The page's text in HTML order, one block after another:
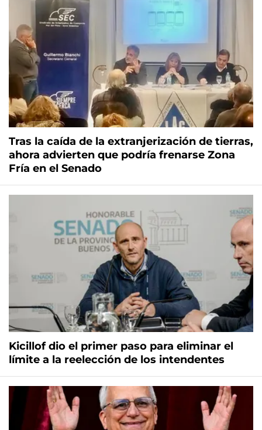
Tras la caída de la extranjerización de tierras,
ahora advierten que podría frenarse Zona
Fría en el Senado
Kicillof dio el primer paso para eliminar el
límite a la reelección de los intendentes